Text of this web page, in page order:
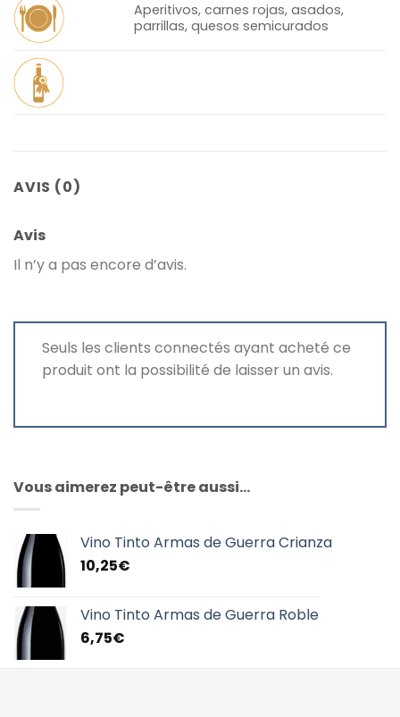
Aperitivos, carnes rojas, asados,
parrillas, quesos semicurados
AVIS (0)
Avis
Il n’y a pas encore d’avis.
Seuls les clients connectés ayant acheté ce
produit ont la possibilité de laisser un avis.
Vous aimerez peut-être aussi…
Vino Tinto Armas de Guerra Crianza
10,25€
Vino Tinto Armas de Guerra Roble
6,75€